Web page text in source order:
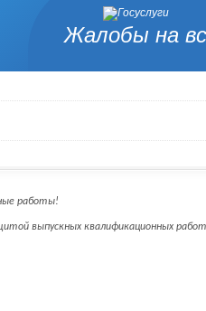
Жалобы на
работы!
выпускных квалификационных